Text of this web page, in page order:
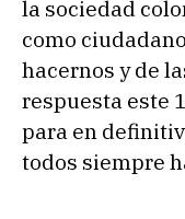
la sociedad
como
hacernos y de
respuesta este
para en
todos siempre